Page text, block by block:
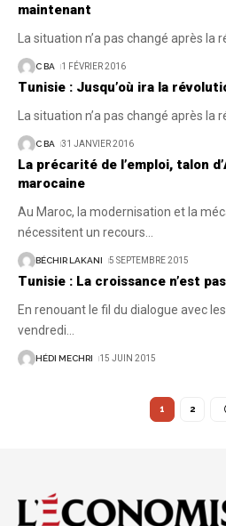
maintenant
La situation n’a pas changé après
C BA 1 FÉVRIER 2016
Tunisie : Jusqu’où ira la
La situation n’a pas changé après
C BA 31 JANVIER 2016
La précarité de l’emploi, talon
marocaine
Au Maroc, la modernisation et la
nécessitent un recours
BÉCHIR LAKANI 5 SEPTEMBRE 2015
Tunisie : La croissance n’est
En renouant le fil du dialogue avec
vendredi
HÉDI MECHRI 15 JUIN 2015
1 2